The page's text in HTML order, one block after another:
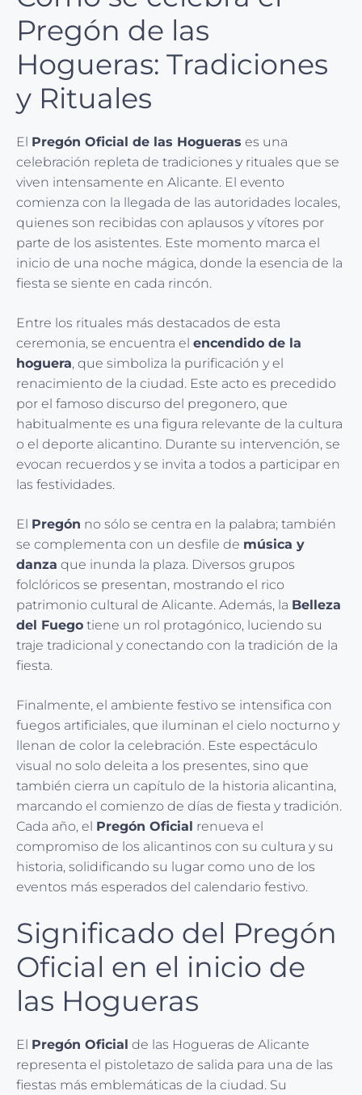
Pregón de las
Hogueras: Tradiciones
y Rituales
El Pregón Oficial de las Hogueras es una
celebración repleta de tradiciones y rituales que se
viven intensamente en Alicante. El evento
comienza con la llegada de las autoridades locales,
quienes son recibidas con aplausos y vítores por
parte de los asistentes. Este momento marca el
inicio de una noche mágica, donde la esencia de la
fiesta se siente en cada rincón.
Entre los rituales más destacados de esta
ceremonia, se encuentra el encendido de la
hoguera, que simboliza la purificación y el
renacimiento de la ciudad. Este acto es precedido
por el famoso discurso del pregonero, que
habitualmente es una figura relevante de la cultura
o el deporte alicantino. Durante su intervención, se
evocan recuerdos y se invita a todos a participar en
las festividades.
El Pregón no sólo se centra en la palabra; también
se complementa con un desfile de música y
danza que inunda la plaza. Diversos grupos
folclóricos se presentan, mostrando el rico
patrimonio cultural de Alicante. Además, la Belleza
del Fuego tiene un rol protagónico, luciendo su
traje tradicional y conectando con la tradición de la
fiesta.
Finalmente, el ambiente festivo se intensifica con
fuegos artificiales, que iluminan el cielo nocturno y
llenan de color la celebración. Este espectáculo
visual no solo deleita a los presentes, sino que
también cierra un capítulo de la historia alicantina,
marcando el comienzo de días de fiesta y tradición.
Cada año, el Pregón Oficial renueva el
compromiso de los alicantinos con su cultura y su
historia, solidificando su lugar como uno de los
eventos más esperados del calendario festivo.
Significado del Pregón
Oficial en el inicio de
las Hogueras
El Pregón Oficial de las Hogueras de Alicante
representa el pistoletazo de salida para una de las
fiestas más emblemáticas de la ciudad. Su